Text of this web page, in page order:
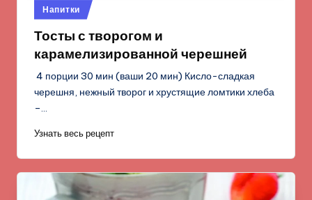
Опубликовано
в
Напитки
Тосты с творогом и
карамелизированной черешней
4 порции 30 мин (ваши 20 мин) Кисло-сладкая
черешня, нежный творог и хрустящие ломтики хлеба
–…
Узнать весь рецепт